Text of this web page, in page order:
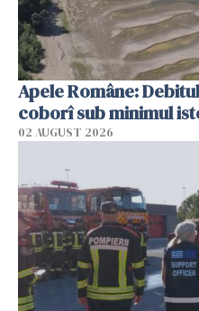
Apele Române:
coborî sub minimul
02 AUGUST 2026